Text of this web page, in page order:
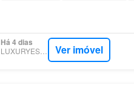
Há 4 dias
LUXURYESTATE Ver imóvel